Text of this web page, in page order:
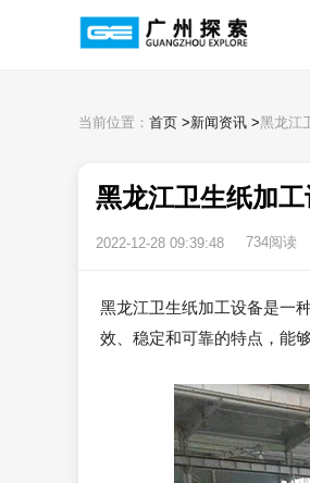
当前位置： 首页 >新闻资讯 >黑龙江
黑龙江卫生纸加
2022-12-28 09:39:48 734阅读
黑龙江卫生纸加工设备是一
效、稳定和可靠的特点，能